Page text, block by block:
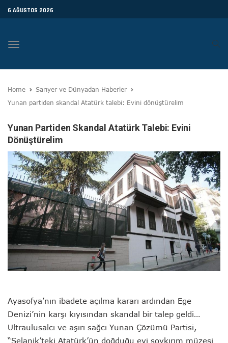
6 AĞUSTOS 2026
Toggle
Home
Sarıyer ve Dünyadan Haberler
Yunan partiden skandal Atatürk talebi: Evini dönüştürelim
Yunan Partiden Skandal Atatürk Talebi: Evini
Dönüştürelim
Ayasofya’nın ibadete açılma kararı ardından Ege
Denizi’nin karşı kıyısından skandal bir talep geldi…
Ultraulusalcı ve aşırı sağcı Yunan Çözümü Partisi,
“Selanik’teki Atatürk’ün doğduğu evi soykırım müzesi